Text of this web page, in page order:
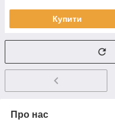
Купити
Про нас